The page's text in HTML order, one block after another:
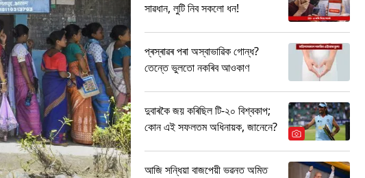
সাৱধান, লুটি নিব সকলো ধন!
প্ৰস্ৰাৱৰ পৰা অস্বাভাৱিক গোন্ধ?
তেন্তে ভুলতো নকৰিব আওকাণ
দুবাৰকৈ জয় কৰিছিল টি-২০ বিশ্বকাপ;
কোন এই সফলতম অধিনায়ক, জানেনে?
আজি সন্ধিয়া বাজপেয়ী ভৱনত অমিত